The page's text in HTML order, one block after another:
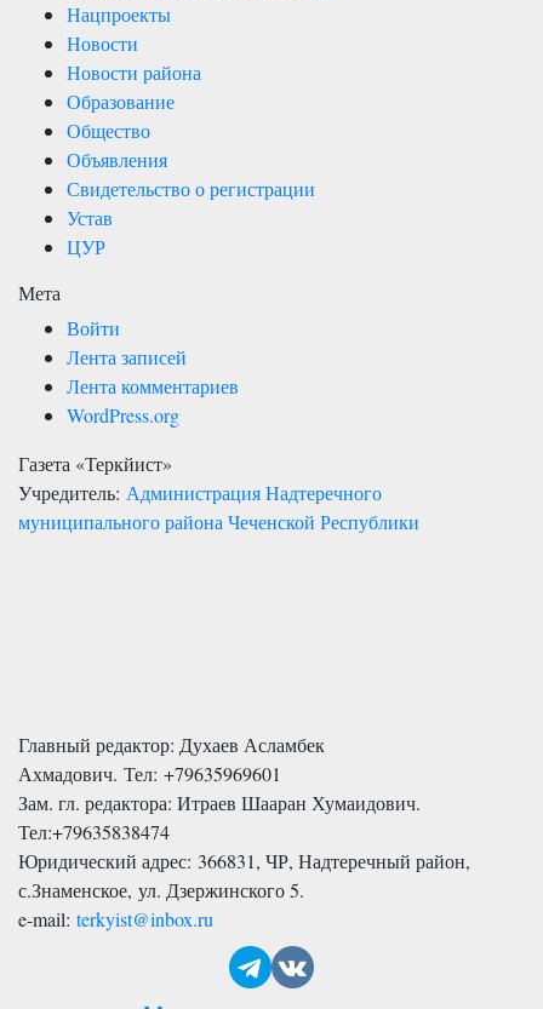
Нацпроекты
Новости
Новости района
Образование
Общество
Объявления
Свидетельство о регистрации
Устав
ЦУР
Мета
Войти
Лента записей
Лента комментариев
WordPress.org
Газета «Теркйист»
Учредитель: Администрация Надтеречного
муниципального района Чеченской Республики
Главный редактор: Духаев Асламбек
Ахмадович. Тел: +79635969601
Зам. гл. редактора: Итраев Шааран Хумаидович.
Тел:+79635838474
Юридический адрес: 366831, ЧР, Надтеречный район,
с.Знаменское, ул. Дзержинского 5.
e-mail: terkyist@inbox.ru